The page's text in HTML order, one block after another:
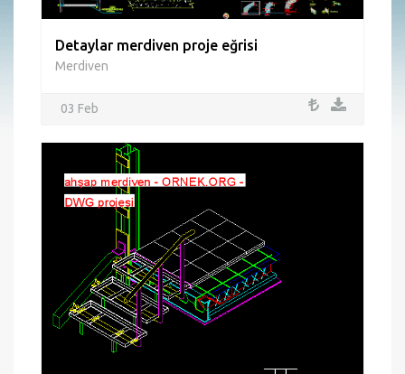
Detaylar merdiven proje eğrisi
Merdiven
03 Feb